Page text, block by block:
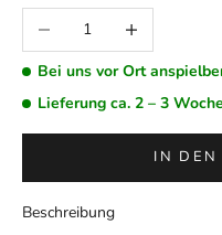
Anzahl verringernAnzahl erhöhen
Bei uns vor Ort
Lieferung ca. 2 – 3
IN DEN
Beschreibung